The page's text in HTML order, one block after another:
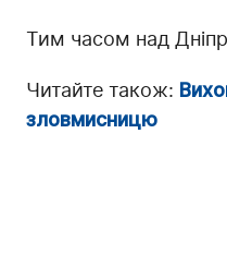
Тим часом над
Читайте також:
зловмисницю